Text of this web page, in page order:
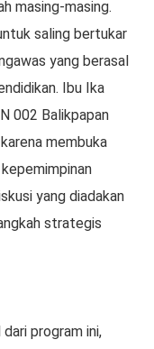
masing-masing.
saling bertukar
yang berasal
Ibu Ika
002 Balikpapan
membuka
yang diadakan
strategis
program ini,